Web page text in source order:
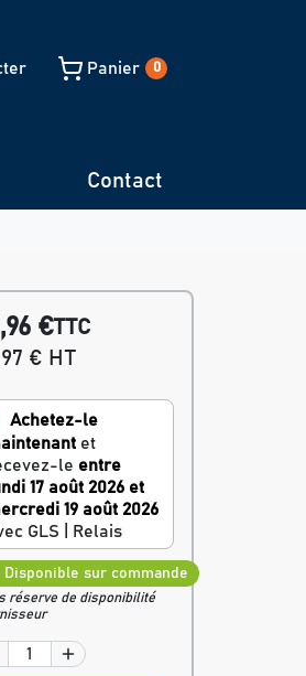
Panier 0
Contact
€TTC
€ HT
Achetez-le
et
le entre
17 août 2026 et
19 août 2026
GLS | Relais
Disponible sur commande
réserve de disponibilité